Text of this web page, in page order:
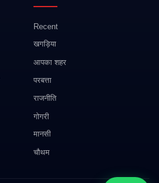
Recent
खगड़िया
आपका शहर
परबत्ता
राजनीति
गोगरी
मानसी
चौथम